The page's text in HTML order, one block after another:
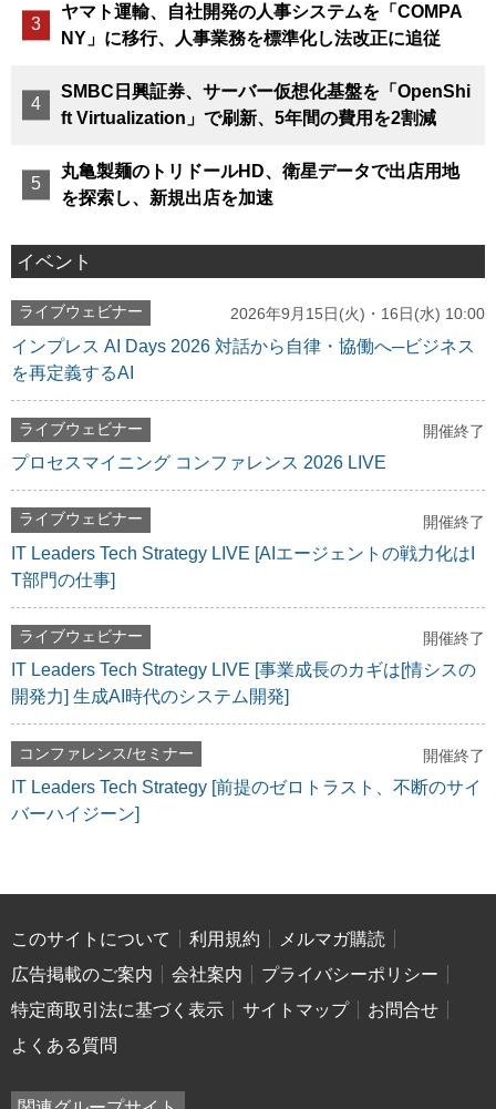
ヤマト運輸、自社開発の人事システムを「COMPA
NY」に移行、人事業務を標準化し法改正に追従
SMBC日興証券、サーバー仮想化基盤を「OpenShi
ft Virtualization」で刷新、5年間の費用を2割減
丸亀製麺のトリドールHD、衛星データで出店用地
を探索し、新規出店を加速
イベント
ライブウェビナー 2026年9月15日(火)・16日(水) 10:00
インプレス AI Days 2026 対話から自律・協働へ─ビジネス
を再定義するAI
ライブウェビナー 開催終了
プロセスマイニング コンファレンス 2026 LIVE
ライブウェビナー 開催終了
IT Leaders Tech Strategy LIVE [AIエージェントの戦力化はI
T部門の仕事]
ライブウェビナー 開催終了
IT Leaders Tech Strategy LIVE [事業成長のカギは[情シスの
開発力] 生成AI時代のシステム開発]
コンファレンス/セミナー 開催終了
IT Leaders Tech Strategy [前提のゼロトラスト、不断のサイ
バーハイジーン]
このサイトについて 利用規約
メルマガ購読
広告掲載のご案内
会社案内
プライバシーポリシー
特定商取引法に基づく表示
サイトマップ
お問合せ
よくある質問